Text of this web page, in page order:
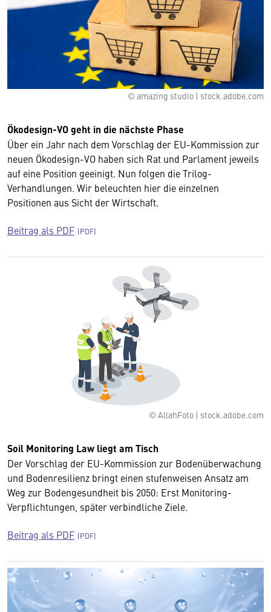
© amazing studio | stock.adobe.com
Ökodesign-VO geht in die nächste Phase
Über ein Jahr nach dem Vorschlag der EU-Kommission zur
neuen Ökodesign-VO haben sich Rat und Parlament jeweils
auf eine Position geeinigt. Nun folgen die Trilog-
Verhandlungen. Wir beleuchten hier die einzelnen
Positionen aus Sicht der Wirtschaft.
Beitrag als PDF
© AllahFoto | stock.adobe.com
Soil Monitoring Law liegt am Tisch
Der Vorschlag der EU-Kommission zur Bodenüberwachung
und Bodenresilienz bringt einen stufenweisen Ansatz am
Weg zur Bodengesundheit bis 2050: Erst Monitoring-
Verpflichtungen, später verbindliche Ziele.
Beitrag als PDF